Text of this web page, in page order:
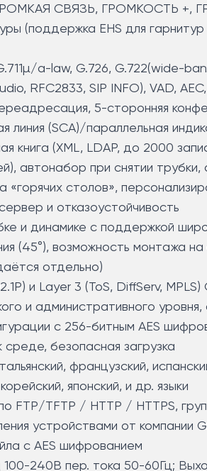
СВЯЗЬ, ГРОМКОСТЬ +,
(поддержка EHS для
a-law, G.726, G.722(wide-
RFC2833, SIP INFO), VAD,
5-сторонняя
линия (SCA)/параллельная
книга (XML, LDAP, до 2000
автонабор при снятии трубки,
«горячих столов»,
и отказоустойчивость
и динамике с поддержкой
(45°), возможность монтажа
отдельно)
и Layer 3 (ToS, DiffServ, MPLS)
и административного
с 256-битным AES
безопасная загрузка
французский,
японский, и др. языки
FTP/TFTP / HTTP / HTTPS,
устройствами от компании
с AES шифрованием
240В пер. тока 50-60Гц;